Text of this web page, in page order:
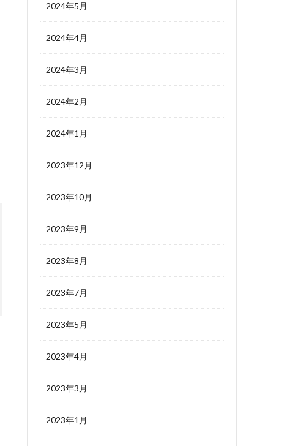
2024年5月
2024年4月
2024年3月
2024年2月
2024年1月
2023年12月
2023年10月
2023年9月
2023年8月
2023年7月
2023年5月
2023年4月
2023年3月
2023年1月